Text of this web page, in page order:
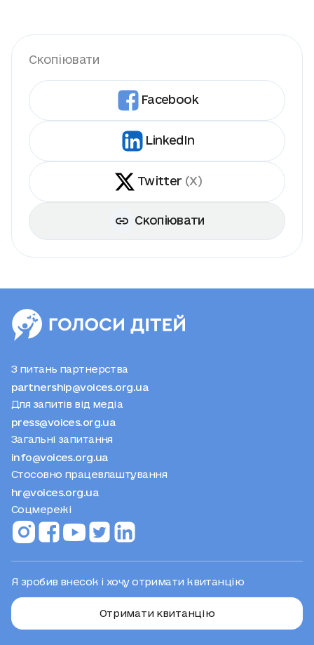
Скопіювати
Facebook
LinkedIn
Twitter (X)
Скопіювати
З питань партнерства
partnership@voices.org.ua
Для запитів від медіа
press@voices.org.ua
Загальні запитання
info@voices.org.ua
Стосовно працевлаштування
hr@voices.org.ua
Соцмережі
Я зробив внесок і хочу отримати квитанцію
Отримати квитанцію